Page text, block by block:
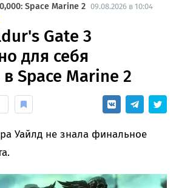
Space Marine 2 09.08.2026 в 10:04
Gate 3
для себя
Space Marine 2
Уайлд не знала финальное